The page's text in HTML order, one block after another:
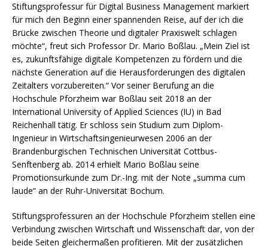
Stiftungsprofessur für Digital Business Management markiert
für mich den Beginn einer spannenden Reise, auf der ich die
Brücke zwischen Theorie und digitaler Praxiswelt schlagen
möchte“, freut sich Professor Dr. Mario Boßlau. „Mein Ziel ist
es, zukunftsfähige digitale Kompetenzen zu fördern und die
nächste Generation auf die Herausforderungen des digitalen
Zeitalters vorzubereiten.“ Vor seiner Berufung an die
Hochschule Pforzheim war Boßlau seit 2018 an der
International University of Applied Sciences (IU) in Bad
Reichenhall tätig. Er schloss sein Studium zum Diplom-
Ingenieur in Wirtschaftsingenieurwesen 2006 an der
Brandenburgischen Technischen Universität Cottbus-
Senftenberg ab. 2014 erhielt Mario Boßlau seine
Promotionsurkunde zum Dr.-Ing. mit der Note „summa cum
laude“ an der Ruhr-Universität Bochum.
Stiftungsprofessuren an der Hochschule Pforzheim stellen eine
Verbindung zwischen Wirtschaft und Wissenschaft dar, von der
beide Seiten gleichermaßen profitieren. Mit der zusätzlichen